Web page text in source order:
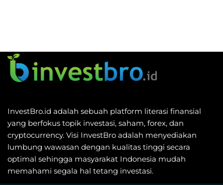
InvestBro.id adalah sebuah platform literasi finansial
yang berfokus topik investasi, saham, forex, dan
cryptocurrency. Visi InvestBro adalah menyediakan
lumbung wawasan dengan kualitas tinggi secara
optimal sehingga masyarakat Indonesia mudah
memahami segala hal tetang investasi.